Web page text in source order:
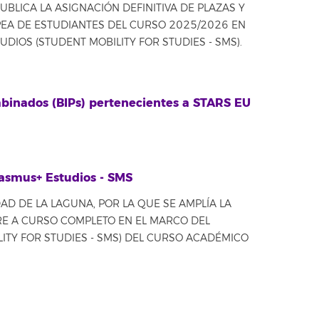
LA ASIGNACIÓN DEFINITIVA DE PLAZAS Y
DE ESTUDIANTES DEL CURSO 2025/2026 EN
(STUDENT MOBILITY FOR STUDIES - SMS).
(BIPs) pertenecientes a STARS EU
Estudios - SMS
DE LA LAGUNA, POR LA QUE SE AMPLÍA LA
A CURSO COMPLETO EN EL MARCO DEL
FOR STUDIES - SMS) DEL CURSO ACADÉMICO